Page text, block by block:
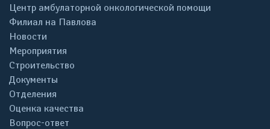
Центр амбулаторной онкологической помощи
Филиал на Павлова
Новости
Мероприятия
Строительство
Документы
Отделения
Оценка качества
Вопрос-ответ